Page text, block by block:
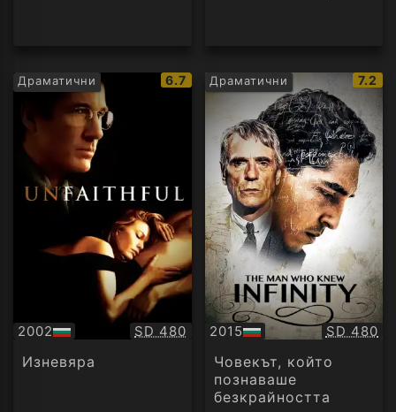
Драматични
IMDb
рейтинг:
6.7
2002
БГ
аудио
Качество:
SD 480
Изневяра
Драматични
IMDb
7.2
2015
БГ
аудио
SD 480
Човекът, който
познаваше
безкрайността